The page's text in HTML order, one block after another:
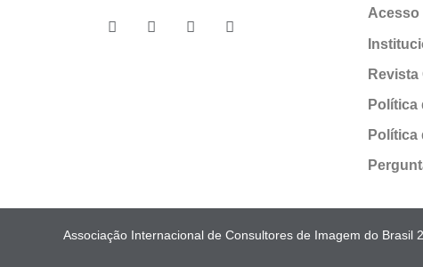
Acesso
Revista
Política
Política
Associação Internacional de Consultores de Imagem do Brasil